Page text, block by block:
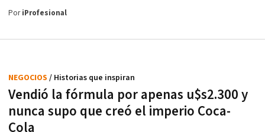
PoriProfesional
Vendió la fórmula por apenas u$s2.300 y
nunca supo que creó el imperio Coca-
Cola
NEGOCIOS / Historias que inspiran